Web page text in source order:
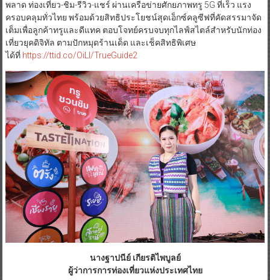
พลาด ท่องเที่ยว-ชิม-รีวิว-แชร์ ผ่านเครือข่ายศักยภาพทรู 5G ที่เร็ว แรง
ครอบคลุมทั่วไทย พร้อมด้วยสิทธิประโยชน์สุดเอ็กซ์คลูซีฟที่คัดสรรมาจัด
เต็มเพื่อลูกค้าทรูและดีแทค ตอบโจทย์ครบจบทุกไลฟ์สไตล์สำหรับนักท่อง
เที่ยวยุคดิจิทัล ตามปักหมุดร้านเด็ด และเช็คสิทธิพิเศษ
ได้ที่ https://ttid.co/OiLl/TrueGuide2
นางฐาปนีย์ เกียรติไพบูลย์
ผู้ว่าการการท่องเที่ยวแห่งประเทศไทย